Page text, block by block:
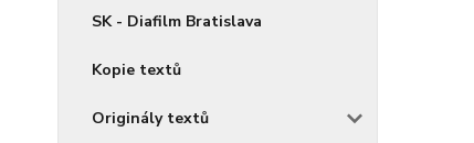
SK - Diafilm Bratislava
Kopie textů
Originály textů